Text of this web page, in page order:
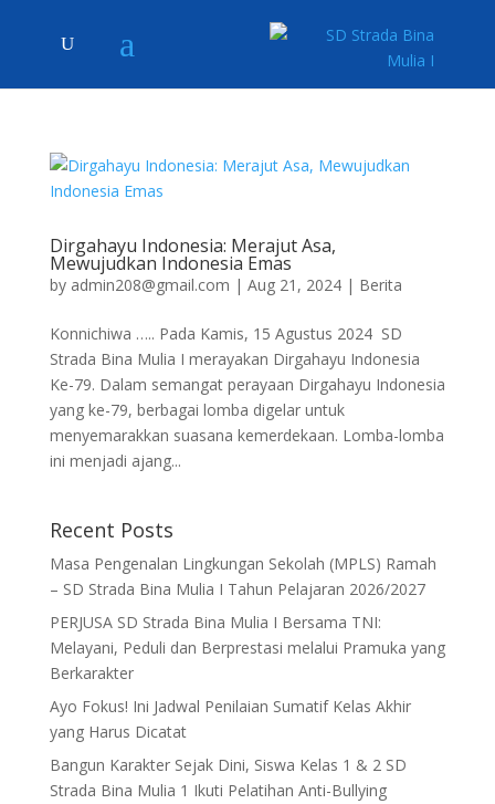
Dirgahayu Indonesia: Merajut Asa,
Mewujudkan Indonesia Emas
by admin208@gmail.com | Aug 21, 2024| Berita
Konnichiwa ….. Pada Kamis, 15 Agustus 2024 SD
Strada Bina Mulia I merayakan Dirgahayu Indonesia
Ke-79. Dalam semangat perayaan Dirgahayu Indonesia
yang ke-79, berbagai lomba digelar untuk
menyemarakkan suasana kemerdekaan. Lomba-lomba
ini menjadi ajang...
Recent Posts
Masa Pengenalan Lingkungan Sekolah (MPLS) Ramah
– SD Strada Bina Mulia I Tahun Pelajaran 2026/2027
PERJUSA SD Strada Bina Mulia I Bersama TNI:
Melayani, Peduli dan Berprestasi melalui Pramuka yang
Berkarakter
Ayo Fokus! Ini Jadwal Penilaian Sumatif Kelas Akhir
yang Harus Dicatat
Bangun Karakter Sejak Dini, Siswa Kelas 1 & 2 SD
Strada Bina Mulia 1 Ikuti Pelatihan Anti-Bullying